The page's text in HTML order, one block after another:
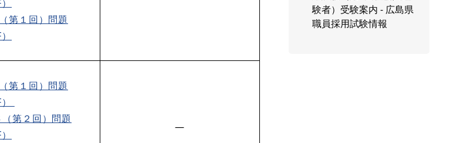
第１回）問題
第１回）問題
（第２回）問題
―
験者）受験案内 - 広島県
職員採用試験情報